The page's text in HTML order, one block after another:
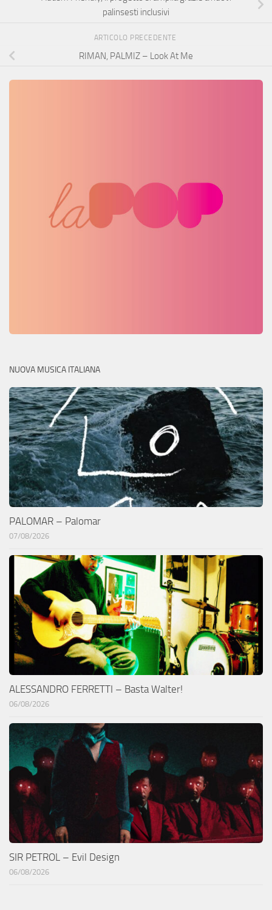
palinsesti inclusivi
ARTICOLO PRECEDENTE
RIMAN, PALMIZ – Look At Me
NUOVA MUSICA ITALIANA
PALOMAR – Palomar
07/08/2026
ALESSANDRO FERRETTI – Basta Walter!
06/08/2026
SIR PETROL – Evil Design
06/08/2026